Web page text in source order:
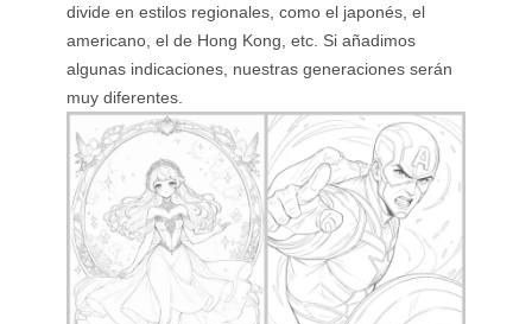
divide en estilos regionales, como el japonés, el
americano, el de Hong Kong, etc. Si añadimos
algunas indicaciones, nuestras generaciones serán
muy diferentes.